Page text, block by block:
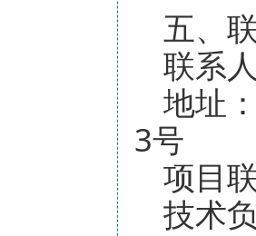
五、
联系
地址
3号
项目
技术